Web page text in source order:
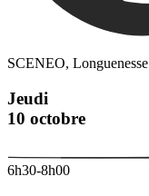
SCENEO, Longuenesse
Jeudi
10 octobre
6h30-8h00